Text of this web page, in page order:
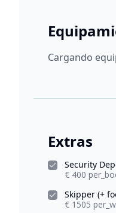
Cargando
Extras
Security
€ 400
Skipper (+
€ 1505